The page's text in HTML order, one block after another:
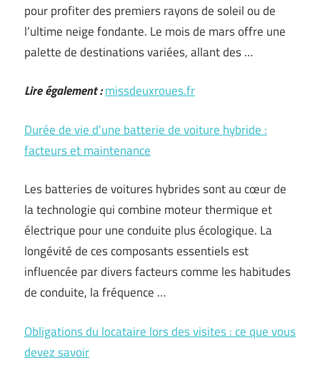
pour profiter des premiers rayons de soleil ou de
l’ultime neige fondante. Le mois de mars offre une
palette de destinations variées, allant des …
Lire également :missdeuxroues.fr
Durée de vie d’une batterie de voiture hybride :
facteurs et maintenance
Les batteries de voitures hybrides sont au cœur de
la technologie qui combine moteur thermique et
électrique pour une conduite plus écologique. La
longévité de ces composants essentiels est
influencée par divers facteurs comme les habitudes
de conduite, la fréquence …
Obligations du locataire lors des visites : ce que vous
devez savoir